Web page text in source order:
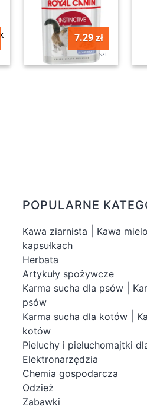
7.29 zł
szt
POPULARNE
Kawa ziarnista Kawa
kapsułkach
Herbata
Artykuły spożywcze
Karma sucha dla psów
psów
Karma sucha dla kotów
kotów
Pieluchy i pieluchomajtki
Elektronarzędzia
Chemia gospodarcza
Odzież
Zabawki